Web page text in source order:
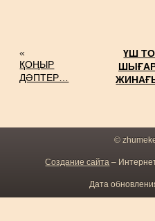
«
ҚОҢЫР
ДӘПТЕР…
ҮШ
©
Создание сайта –
Дата